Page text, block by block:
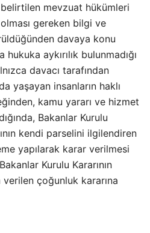
mevzuat hükümleri
gereken bilgi ve
davaya konu
aykırılık bulunmadığı
davacı tarafından
yaşayan insanların haklı
kamu yararı ve hizmet
Bakanlar Kurulu
kendi parselini ilgilendiren
yapılarak karar verilmesi
Kurulu Kararının
çoğunluk kararına